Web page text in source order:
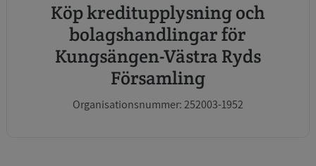
Köp kreditupplysning och
bolagshandlingar för
Kungsängen-Västra Ryds
Församling
Organisationsnummer: 252003-1952